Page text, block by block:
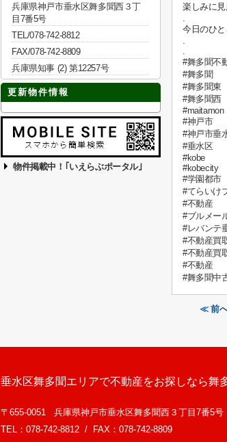
楽しみに見
今日のひと
#舞多聞不
#舞多聞
#舞多聞東
#舞多聞西
#maitamon
#神戸市
#神戸市垂
#垂水区
#kobe
#kobecity
#学園都市
#てらいけ
#不動産
#ブルメー
#レバンテ
#不動産買
#不動産買
#不動産
#舞多聞中
≪ 前
兵庫県神戸市垂水区舞多聞西３丁
目7番5号
TEL/078-742-8812
FAX/078-742-8809
兵庫県知事 (2) 第12257号
更新物件情報
物件掲載中！｢いえらぶポータル｣
垂水区舞多聞エリアで不動産をお探しなら舞
〒655-0051 兵庫県神戸市垂水区舞多聞西３丁目7番5号
TEL：078-742-8812 / FAX：078-742-8809